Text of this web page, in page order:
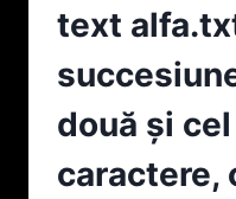
MAI
MICI
DECÂT
N
(N
NUMĂR
text
două şi
caractere,